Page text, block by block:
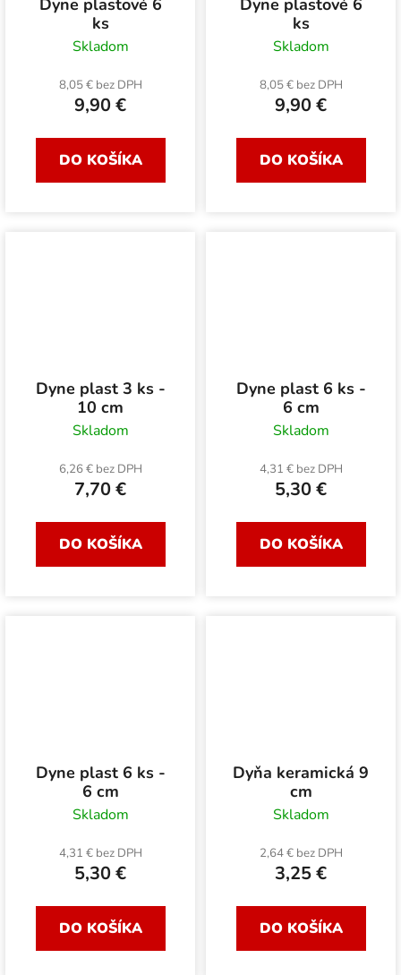
ks
Skladom
8,05 € bez DPH
9,90 €
DO KOŠÍKA
ks
Skladom
8,05 € bez DPH
9,90 €
DO KOŠÍKA
Dyne plast 3 ks -
10 cm
Skladom
6,26 € bez DPH
7,70 €
DO KOŠÍKA
Dyne plast 6 ks -
6 cm
Skladom
4,31 € bez DPH
5,30 €
DO KOŠÍKA
Dyne plast 6 ks -
6 cm
Skladom
4,31 € bez DPH
5,30 €
DO KOŠÍKA
Dyňa keramická 9
cm
Skladom
2,64 € bez DPH
3,25 €
DO KOŠÍKA